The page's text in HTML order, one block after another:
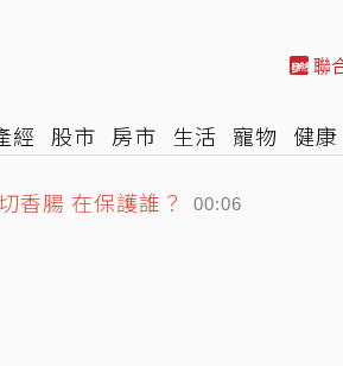
聯
經 股市 房市 生活 寵物 健康
香腸 在保護誰？
末外圍環流對台影響曝